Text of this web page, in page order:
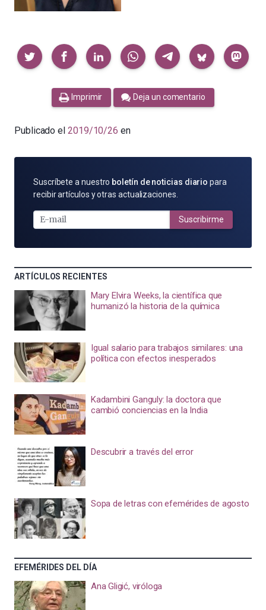
Compartir
Imprimir Deja un comentario
Publicado el 2019/10/26 en
SUSCRÍBETE
POR
MAIL
Suscríbete a nuestro boletín de noticias diario para
recibir artículos y otras actualizaciones.
Suscribirme
ARTÍCULOS RECIENTES
Mary Elvira Weeks, la científica que
humanizó la historia de la química
Igual salario para trabajos similares: una
política con efectos inesperados
Kadambini Ganguly: la doctora que
cambió conciencias en la India
Descubrir a través del error
Sopa de letras con efemérides de agosto
EFEMÉRIDES DEL DÍA
Ana Gligić, viróloga